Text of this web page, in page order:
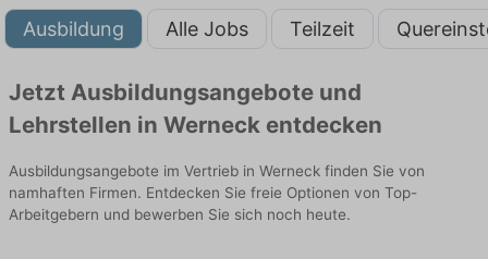
Ausbildung Alle Jobs Teilzeit
Jetzt Ausbildungsangebote und
Lehrstellen in Werneck entdecken
Ausbildungsangebote im Vertrieb in Werneck finden Sie von
namhaften Firmen. Entdecken Sie freie Optionen von Top-
Arbeitgebern und bewerben Sie sich noch heute.